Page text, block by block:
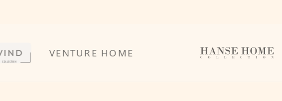
VENTURE HOME